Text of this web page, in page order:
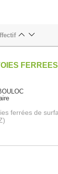
ferrées de